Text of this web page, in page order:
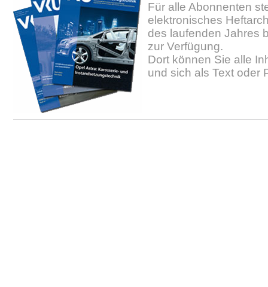
Für alle Abonnenten
elektronisches
des laufenden Jahres
zur Verfügung.
Dort können Sie alle
und sich als Text oder